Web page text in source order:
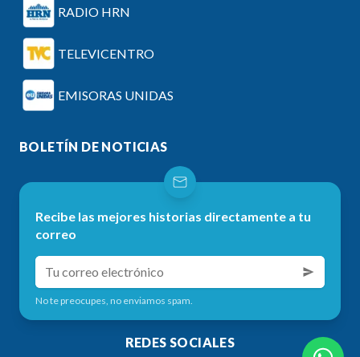
RADIO HRN
TELEVICENTRO
EMISORAS UNIDAS
BOLETÍN DE NOTICIAS
Recibe las mejores historias directamente a tu
correo
No te preocupes, no enviamos spam.
REDES SOCIALES